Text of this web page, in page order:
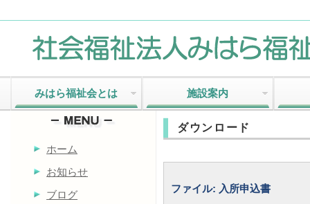
みはら福祉会とは 施設案内
ホーム
お知らせ
ブログ
ダウンロード
ファイル: 入所申込書